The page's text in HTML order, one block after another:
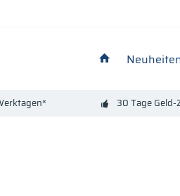
30 Tage